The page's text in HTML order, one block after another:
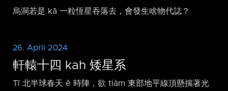
烏洞若是 kā 一粒恆星吞落去，會發生啥物代誌？
26. April 2024
軒轅十四 kah 矮星系
Tī 北半球春天 ê 時陣，欲 tiàm 東部地平線頂懸揣著光